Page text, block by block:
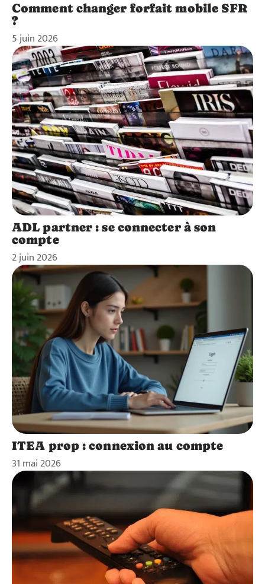
Comment changer forfait mobile SFR
?
5 juin 2026
ADL partner : se connecter à son
compte
2 juin 2026
ITEA prop : connexion au compte
31 mai 2026